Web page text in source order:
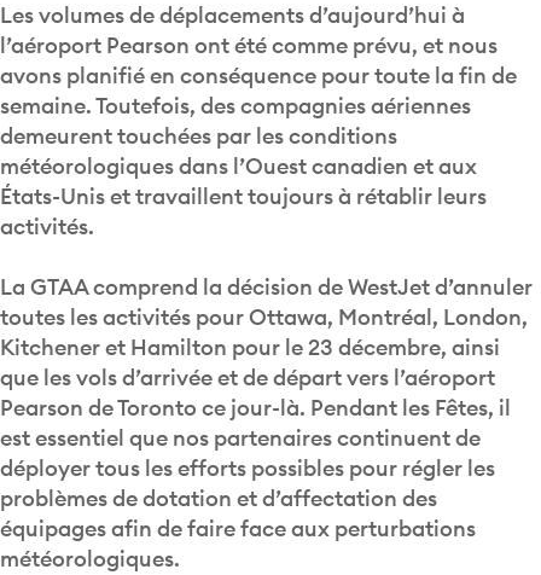
Les volumes de déplacements d’aujourd’hui à
l’aéroport Pearson ont été comme prévu, et nous
avons planifié en conséquence pour toute la fin de
semaine. Toutefois, des compagnies aériennes
demeurent touchées par les conditions
météorologiques dans l’Ouest canadien et aux
États-Unis et travaillent toujours à rétablir leurs
activités.
La GTAA comprend la décision de WestJet d’annuler
toutes les activités pour Ottawa, Montréal, London,
Kitchener et Hamilton pour le 23 décembre, ainsi
que les vols d’arrivée et de départ vers l’aéroport
Pearson de Toronto ce jour-là. Pendant les Fêtes, il
est essentiel que nos partenaires continuent de
déployer tous les efforts possibles pour régler les
problèmes de dotation et d’affectation des
équipages afin de faire face aux perturbations
météorologiques.